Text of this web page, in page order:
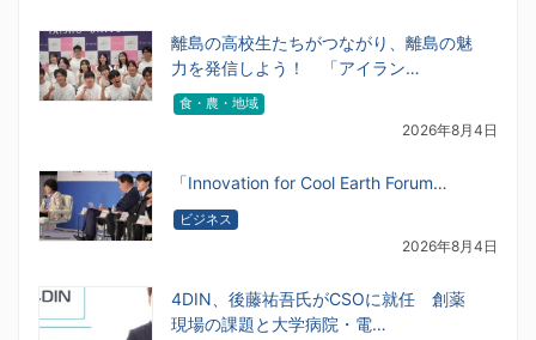
離島の高校生たちがつながり、離島の魅
力を発信しよう！ 「アイラン…
食・農・地域
2026年8月4日
「Innovation for Cool Earth Forum…
ビジネス
2026年8月4日
4DIN、後藤祐吾氏がCSOに就任 創薬
現場の課題と大学病院・電…